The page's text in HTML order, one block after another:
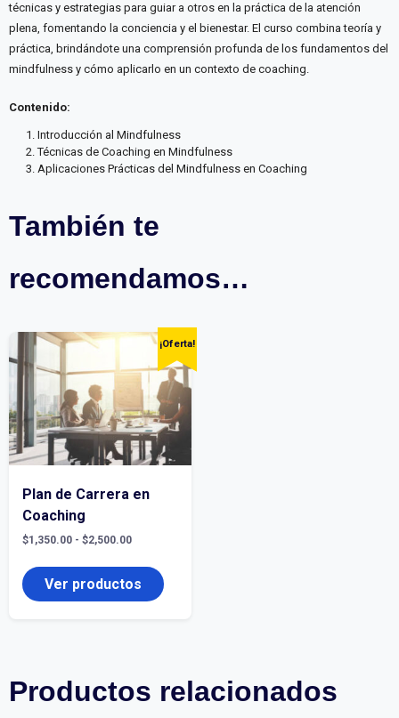
técnicas y estrategias para guiar a otros en la práctica de la atención
plena, fomentando la conciencia y el bienestar. El curso combina teoría y
práctica, brindándote una comprensión profunda de los fundamentos del
mindfulness y cómo aplicarlo en un contexto de coaching.
Contenido:
Introducción al Mindfulness
Técnicas de Coaching en Mindfulness
Aplicaciones Prácticas del Mindfulness en Coaching
También te
recomendamos…
¡Oferta!
Plan de Carrera en
Coaching
$1,350.00 - $2,500.00Rango
precios:
desde
$1,350.00
Ver productos
Productos relacionados